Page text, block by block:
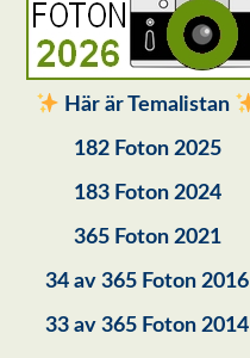
Här är Temalistan
182 Foton 2025
183 Foton 2024
365 Foton 2021
34 av 365 Foton 2016
33 av 365 Foton 2014